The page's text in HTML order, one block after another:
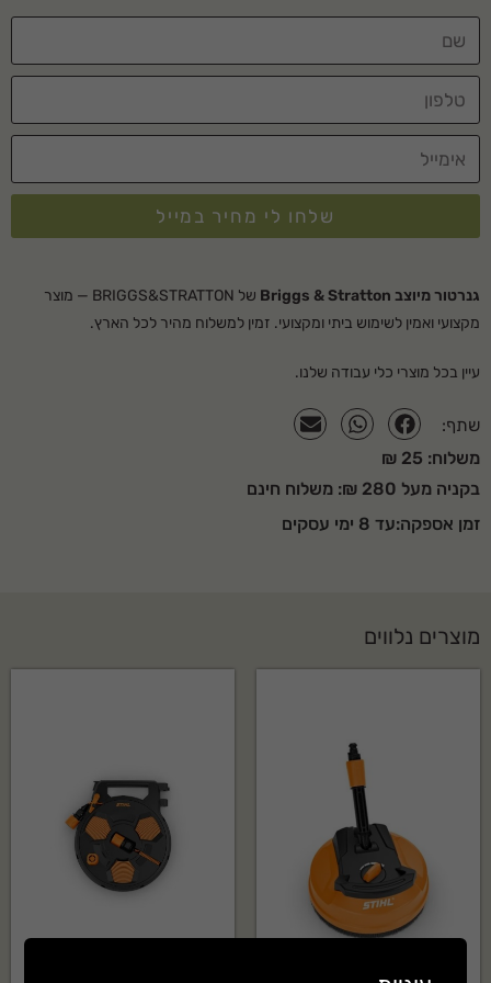
מפרט טכני
הספק מקסימלי- 2400W
מנגנון ייצוב מתח- AVR -
שעות עבודה רצופות
שעות
תדירות- 50HZ
משקל- 40 ק"ג
עוצמת רעש- 72DB
סוג מנוע- 4 פעימות בנזין
שקע מותאם- כלול
מסגרת כלוב- בסיס כלוב
נייד עם גלגלים
שלחו לי מחיר במייל
גנרטור מיוצב Briggs & Stratton
של BRIGGS&STRATTON — מוצר
מקצועי ואמין לשימוש ביתי ומקצועי. זמין למשלוח מהיר לכל הארץ.
עיין בכל מוצרי כלי עבודה שלנו.
שתף:
משלוח: 25 ₪
בקניה מעל 280 ₪: משלוח חינם
זמן אספקה:עד 8 ימי עסקים
מוצרים נלווים